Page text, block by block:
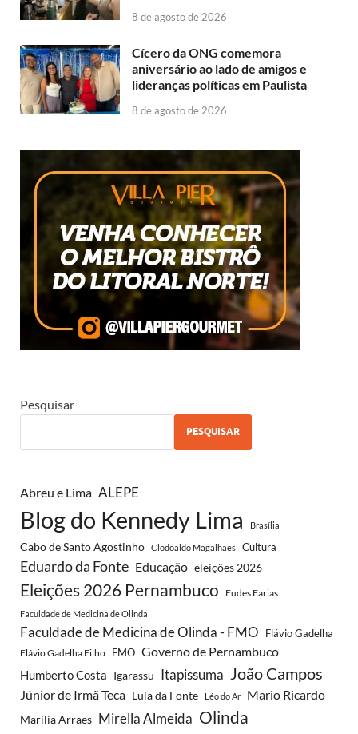
8 de agosto de 2026
Cícero da ONG comemora
aniversário ao lado de amigos e
lideranças políticas em Paulista
8 de agosto de 2026
Pesquisar
PESQUISAR
Abreu e Lima ALEPE
Blog do Kennedy Lima Brasília
Cabo de Santo Agostinho Clodoaldo Magalhães Cultura
Eduardo da Fonte Educação eleições 2026
Eleições 2026 Pernambuco Eudes Farias
Faculdade de Medicina de Olinda
Faculdade de Medicina de Olinda - FMO Flávio Gadelha
Flávio Gadelha Filho FMO Governo de Pernambuco
Humberto Costa Igarassu Itapissuma João Campos
Júnior de Irmã Teca Lula da Fonte Léo do Ar Mario Ricardo
Marília Arraes Mirella Almeida Olinda